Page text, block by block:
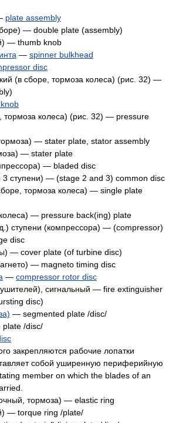
plate assembly
— double plate (assembly)
— thumb knob
— spinner bulkhead
disc
(в сборе, тормоза колеса) (рис. 32) —
тормоза колеса) (рис. 32) — pressure
— stater plate, statоr assembly
— stater plate
— bladed disc
ступени) — (stage 2 and 3) common disc
тормоза колеса) — single plate
— pressure back(ing) plate
ступени (компрессора) — (compressor)
disc
— cover plate (of turbine disc)
— magneto timing disc
— compressor rotor disc
сигнальный — fire extinguisher
disc)
— segmented plate /disc/
/disc/
закрепляются рабочие лопатки
собой уширенную периферийную
member on which the blades of an
тормоза) — elastic ring
— torque ring /plate/